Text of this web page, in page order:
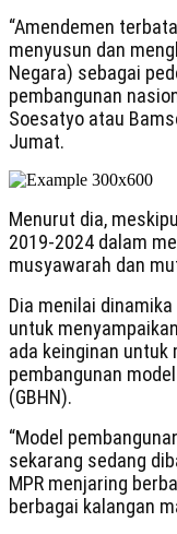
“Amendemen
menyusun dan
Negara) sebagai
pembangunan
Soesatyo atau
Jumat.
Menurut dia,
2019-2024 dalam
musyawarah dan
Dia menilai
untuk
ada keinginan untuk
pembangunan
(GBHN).
“Model
sekarang sedang
MPR menjaring
berbagai kalangan